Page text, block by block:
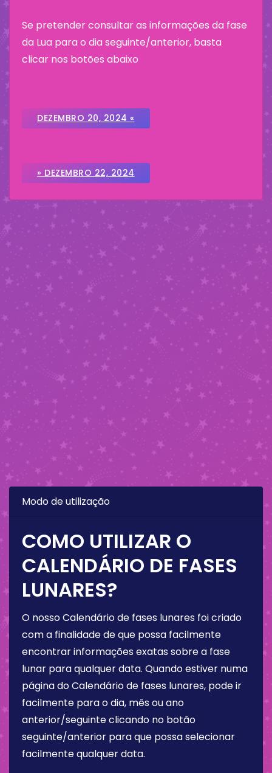
Se pretender consultar as informações da fase
da Lua para o dia seguinte/anterior, basta
clicar nos botões abaixo
DEZEMBRO 20, 2024 «
» DEZEMBRO 22, 2024
Modo de utilização
COMO UTILIZAR O
CALENDÁRIO DE FASES
LUNARES?
O nosso Calendário de fases lunares foi criado
com a finalidade de que possa facilmente
encontrar informações exatas sobre a fase
lunar para qualquer data. Quando estiver numa
página do Calendário de fases lunares, pode ir
facilmente para o dia, mês ou ano
anterior/seguinte clicando no botão
seguinte/anterior para que possa selecionar
facilmente qualquer data.